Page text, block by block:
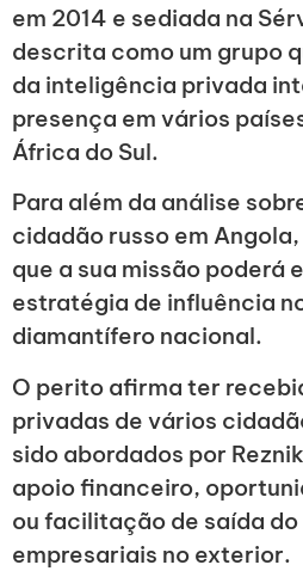
em 2014 e sediada na
descrita como um grupo
da inteligência privada
presença em vários
África do Sul.
Para além da análise
cidadão russo em
que a sua missão poderá
estratégia de influência
diamantífero nacional.
O perito afirma ter
privadas de vários
sido abordados por
apoio financeiro,
ou facilitação de saída
empresariais no exterior.